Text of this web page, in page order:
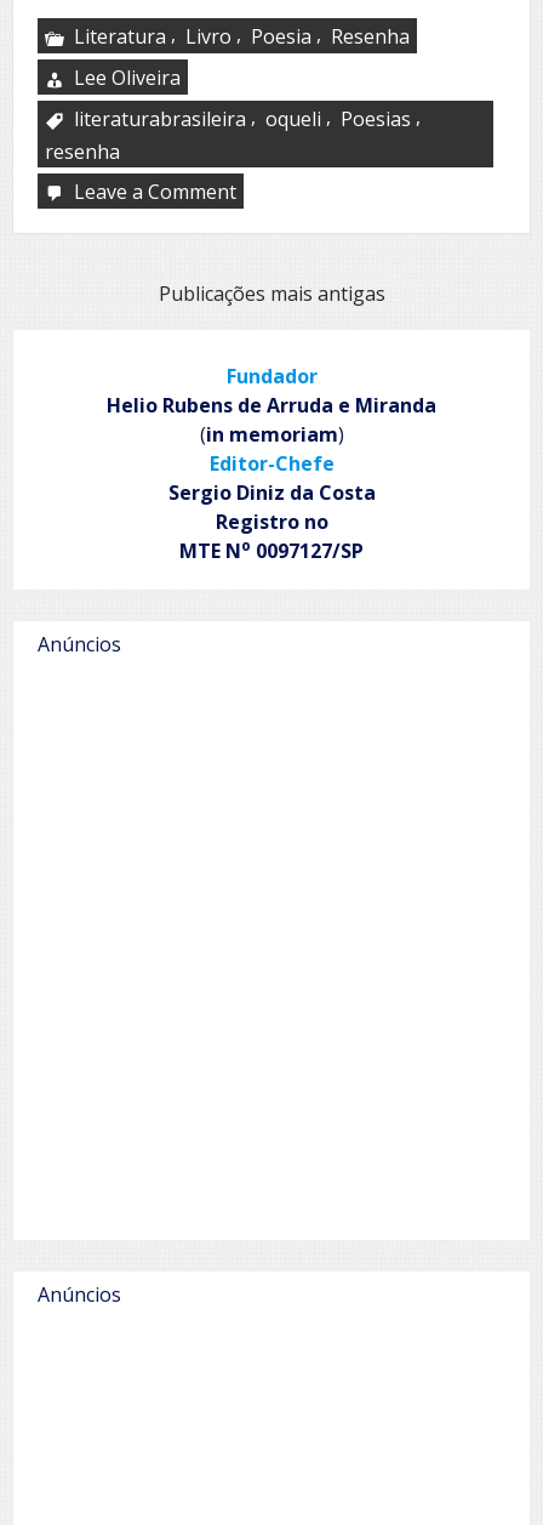
Literatura , Livro , Poesia , Resenha
Lee Oliveira
literaturabrasileira , oqueli , Poesias ,
resenha
Leave a Commenton
Pinheiro
NavegaçãoPublicações mais antigas
Fundador
Helio Rubens de Arruda e Miranda
(in memoriam)
Editor-Chefe
Sergio Diniz da Costa
Registro no
MTE No 0097127/SP
Anúncios
Anúncios